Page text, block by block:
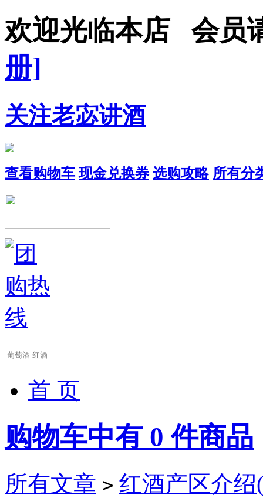
欢迎光临本店 会员
册]
关注老宓讲酒
查看购物车 现金兑换券 选购攻略 所有分
首 页
购物车中有 0 件商品
所有文章 > 红酒产区介绍